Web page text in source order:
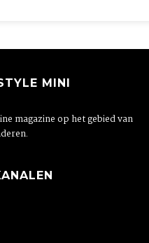
MINI
magazine op het gebied van